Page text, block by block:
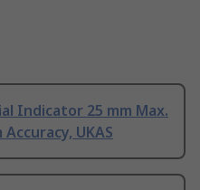
Indicator 25 mm Max.
UKAS